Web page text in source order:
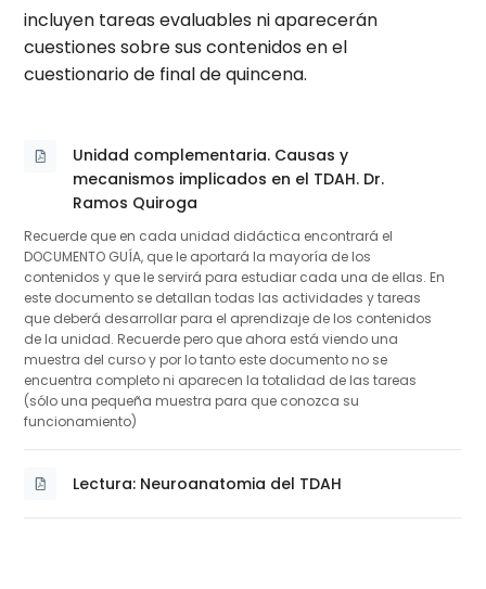
incluyen tareas evaluables ni aparecerán
cuestiones sobre sus contenidos en el
cuestionario de final de quincena.
Unidad complementaria. Causas y
mecanismos implicados en el TDAH. Dr.
Ramos Quiroga
Archivo
Recuerde que en cada unidad didáctica encontrará el
DOCUMENTO GUÍA, que le aportará la mayoría de los
contenidos y que le servirá para estudiar cada una de ellas. En
este documento se detallan todas las actividades y tareas
que deberá desarrollar para el aprendizaje de los contenidos
de la unidad. Recuerde pero que ahora está viendo una
muestra del curso y por lo tanto este documento no se
encuentra completo ni aparecen la totalidad de las tareas
(sólo una pequeña muestra para que conozca su
funcionamiento)
Lectura: Neuroanatomia del TDAH
Archivo